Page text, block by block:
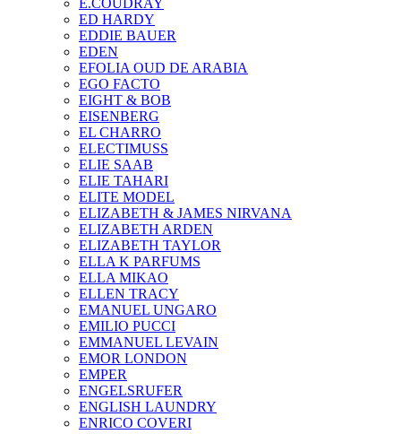
E.COUDRAY
ED HARDY
EDDIE BAUER
EDEN
EFOLIA OUD DE ARABIA
EGO FACTO
EIGHT & BOB
EISENBERG
EL CHARRO
ELECTIMUSS
ELIE SAAB
ELIE TAHARI
ELITE MODEL
ELIZABETH & JAMES NIRVANA
ELIZABETH ARDEN
ELIZABETH TAYLOR
ELLA K PARFUMS
ELLA MIKAO
ELLEN TRACY
EMANUEL UNGARO
EMILIO PUCCI
EMMANUEL LEVAIN
EMOR LONDON
EMPER
ENGELSRUFER
ENGLISH LAUNDRY
ENRICO COVERI